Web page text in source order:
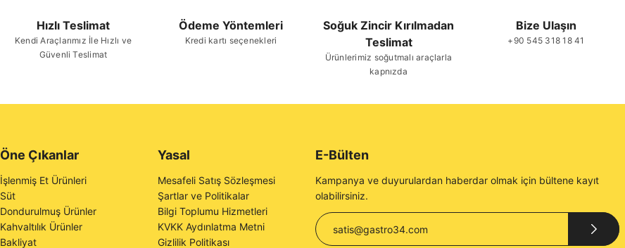
Hızlı Teslimat
Kendi Araçlarımız İle Hızlı ve
Güvenli Teslimat
Ödeme Yöntemleri
Kredi kartı seçenekleri
Soğuk Zincir Kırılmadan
Teslimat
Ürünlerimiz soğutmalı araçlarla
kapnızda
Bize Ulaşın
+90 545 318 18 41
Öne Çıkanlar
İşlenmiş Et Ürünleri
Süt
Dondurulmuş Ürünler
Kahvaltılık Ürünler
Bakliyat
Yasal
Mesafeli Satış Sözleşmesi
Şartlar ve Politikalar
Bilgi Toplumu Hizmetleri
KVKK Aydınlatma Metni
Gizlilik Politikası
E-Bülten
Kampanya ve duyurulardan haberdar olmak için bültene kayıt
olabilirsiniz.